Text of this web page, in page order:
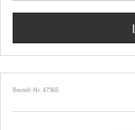
Bestell-Nr. 47365